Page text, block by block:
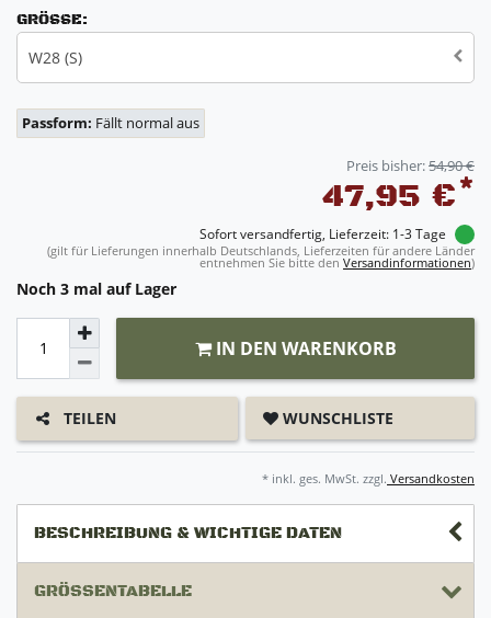
GRÖSSE:
W28 (S)
Passform: Fällt normal aus
Preis bisher:54,90 €
47,95 €*
Sofort versandfertig, Lieferzeit: 1-3 Tage
(gilt für Lieferungen innerhalb Deutschlands, Lieferzeiten für andere Länder
entnehmen Sie bitte den Versandinformationen)
Noch 3 mal auf Lager
IN DEN WARENKORB
TEILEN WUNSCHLISTE
* inkl. ges. MwSt. zzgl. Versandkosten
BESCHREIBUNG & WICHTIGE DATEN
GRÖSSENTABELLE